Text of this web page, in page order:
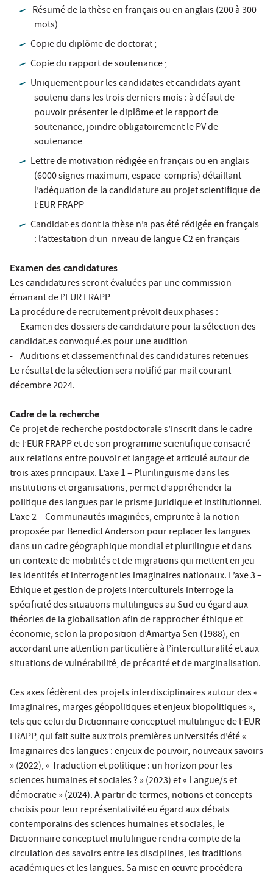
Résumé de la thèse en français ou en anglais (200 à 300
mots)
Copie du diplôme de doctorat ;
Copie du rapport de soutenance ;
Uniquement pour les candidates et candidats ayant
soutenu dans les trois derniers mois : à défaut de
pouvoir présenter le diplôme et le rapport de
soutenance, joindre obligatoirement le PV de
soutenance
Lettre de motivation rédigée en français ou en anglais
(6000 signes maximum, espace compris) détaillant
l’adéquation de la candidature au projet scientifique de
l’EUR FRAPP
Candidat·es dont la thèse n’a pas été rédigée en français
: l’attestation d’un niveau de langue C2 en français
Examen des candidatures
Les candidatures seront évaluées par une commission
émanant de l’EUR FRAPP
La procédure de recrutement prévoit deux phases :
- Examen des dossiers de candidature pour la sélection des
candidat.es convoqué.es pour une audition
- Auditions et classement final des candidatures retenues
Le résultat de la sélection sera notifié par mail courant
décembre 2024.
Cadre de la recherche
Ce projet de recherche postdoctorale s’inscrit dans le cadre
de l’EUR FRAPP et de son programme scientifique consacré
aux relations entre pouvoir et langage et articulé autour de
trois axes principaux. L’axe 1 – Plurilinguisme dans les
institutions et organisations, permet d’appréhender la
politique des langues par le prisme juridique et institutionnel.
L’axe 2 – Communautés imaginées, emprunte à la notion
proposée par Benedict Anderson pour replacer les langues
dans un cadre géographique mondial et plurilingue et dans
un contexte de mobilités et de migrations qui mettent en jeu
les identités et interrogent les imaginaires nationaux. L’axe 3 –
Ethique et gestion de projets interculturels interroge la
spécificité des situations multilingues au Sud eu égard aux
théories de la globalisation afin de rapprocher éthique et
économie, selon la proposition d’Amartya Sen (1988), en
accordant une attention particulière à l’interculturalité et aux
situations de vulnérabilité, de précarité et de marginalisation.
Ces axes fédèrent des projets interdisciplinaires autour des «
imaginaires, marges géopolitiques et enjeux biopolitiques »,
tels que celui du Dictionnaire conceptuel multilingue de l’EUR
FRAPP, qui fait suite aux trois premières universités d’été «
Imaginaires des langues : enjeux de pouvoir, nouveaux savoirs
» (2022), « Traduction et politique : un horizon pour les
sciences humaines et sociales ? » (2023) et « Langue/s et
démocratie » (2024). A partir de termes, notions et concepts
choisis pour leur représentativité eu égard aux débats
contemporains des sciences humaines et sociales, le
Dictionnaire conceptuel multilingue rendra compte de la
circulation des savoirs entre les disciplines, les traditions
académiques et les langues. Sa mise en œuvre procédera